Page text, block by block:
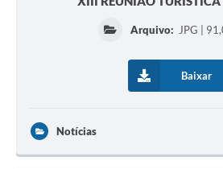
Arquivo: JPG |
Baixar
Notícias